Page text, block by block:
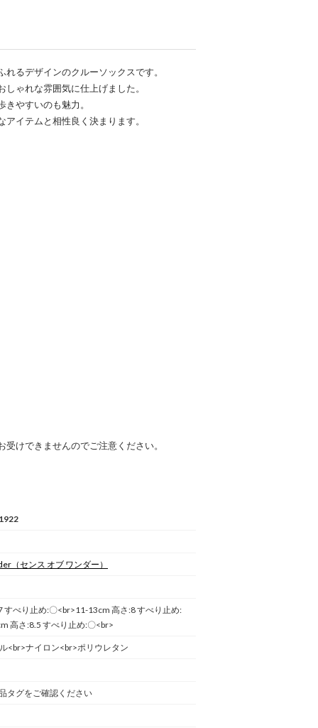
るデザインのクルーソックスです。
ゃれな雰囲気に仕上げました。
やすいのも魅力。
イテムと相性良く決まります。
けできませんのでご注意ください。
（センス オブ ワンダー）
すべり止め:〇<br>11-13cm 高さ:8 すべり止め:
高さ:8.5 すべり止め:〇<br>
<br>ナイロン<br>ポリウレタン
タグをご確認ください